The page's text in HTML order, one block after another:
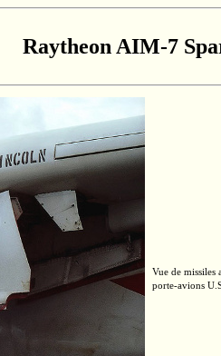
Raytheon AIM-7
Vue de missiles
porte-avions